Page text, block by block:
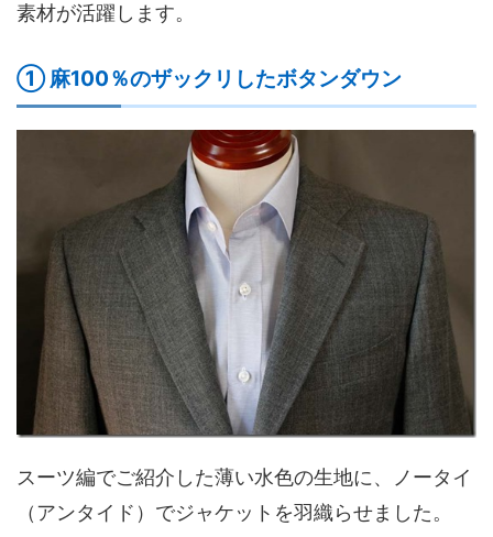
素材が活躍します。
① 麻100％のザックリしたボタンダウン
スーツ編でご紹介した薄い水色の生地に、ノータイ
（アンタイド）でジャケットを羽織らせました。